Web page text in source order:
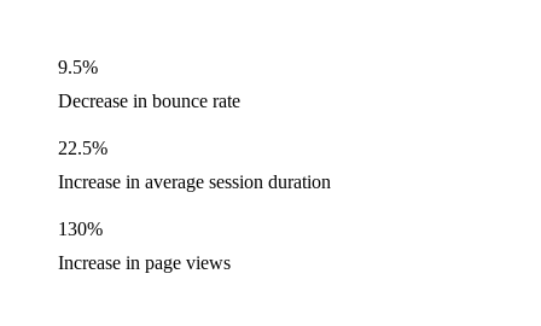
9.5%
Decrease in bounce rate
22.5%
Increase in average session duration
130%
Increase in page views